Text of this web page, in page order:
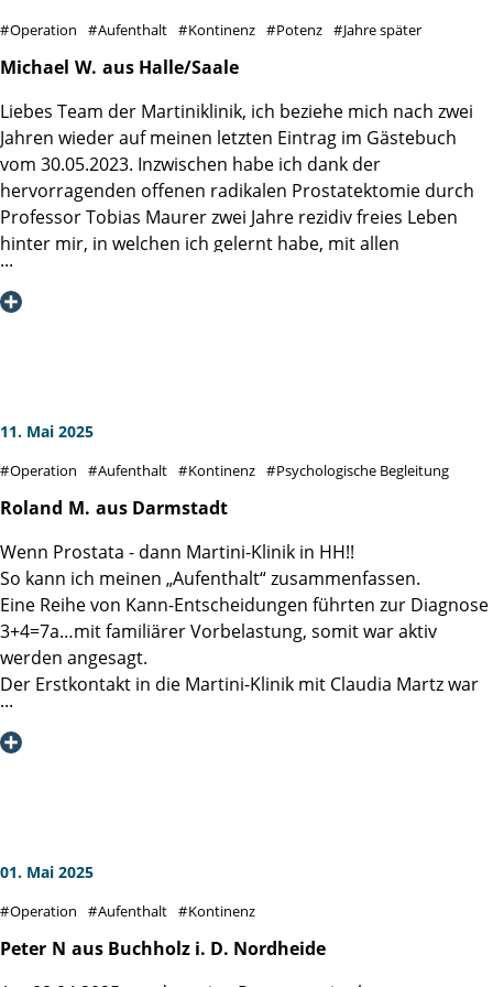
was, wann, wie angespannt werden soll und wozu das
ganze ist. Es wird später sowieso ein Thema werden und
Essen gemeckert.
Ich für meinen Teil habe immer etwas gefunden was mir
schmeckt und auch die geben sich unendlich Mühe. Mein
Dank an Station 2 und Herrn Prof. Dr. Steuber.
Alles Gute !
Operation Aufenthalt Kontinenz Potenz Jahre später
Michael W. aus Halle/Saale
Liebes Team der Martiniklinik, ich beziehe mich nach zwei
Jahren wieder auf meinen letzten Eintrag im Gästebuch
vom 30.05.2023. Inzwischen habe ich dank der
hervorragenden offenen radikalen Prostatektomie durch
Professor Tobias Maurer zwei Jahre rezidiv freies Leben
hinter mir, in welchen ich gelernt habe, mit allen
postoperativen Widrigkeiten wie lokal begrenztem
Lymphstau, Inkontinenz und Erektionsschwäche in sehr
dies trotz aller Routine Ihrerseits keine
viel Glück und Kraft bei Ihrer beruflichen Tätigkeit und für
die Patienten weiter so tolle Heilungserfolge.
11. Mai 2025
Operation Aufenthalt Kontinenz Psychologische Begleitung
Roland M. aus Darmstadt
Wenn Prostata - dann Martini-Klinik in HH!!
So kann ich meinen „Aufenthalt“ zusammenfassen.
Eine Reihe von Kann-Entscheidungen führten zur Diagnose
3+4=7a…mit familiärer Vorbelastung, somit war aktiv
werden angesagt.
Der Erstkontakt in die Martini-Klinik mit Claudia Martz war
effektiv und beruhigend, selbst nachdem ein Verdi Streik
den Ersttermin verhindert hat, ging es rasch und
Küchenfrauen, Psycho-Onkologe Alex bis hin zu den
uns Patienten geht, welches der nächste richtige Schritt ist
und begleiteten jeden einzelnen mit emphatischer
01. Mai 2025
Operation Aufenthalt Kontinenz
Peter N aus Buchholz i. D. Nordheide